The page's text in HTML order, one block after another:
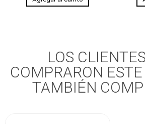
LOS
COMPRARON
TAMBIÉN